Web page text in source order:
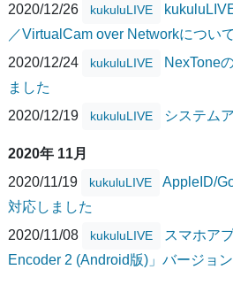
2020/12/26
kukuluLIVE
／VirtualCam over Networkについて
2020/12/24
kukuluLIVE
NexTone
ました
2020/12/19
kukuluLIVE システム
2020年 11月
2020/11/19
kukuluLIVE
AppleID/
対応しました
2020/11/08
kukuluLIVE
スマホア
Encoder 2 (Android版)」バージョ